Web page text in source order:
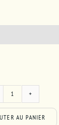
quantité
deAU PANIER